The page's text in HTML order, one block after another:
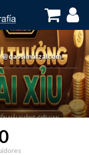
@qassimafzalcom